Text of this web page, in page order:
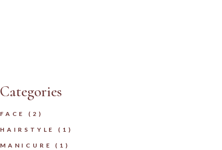
Categories
FACE (2)
HAIRSTYLE (1)
MANICURE (1)